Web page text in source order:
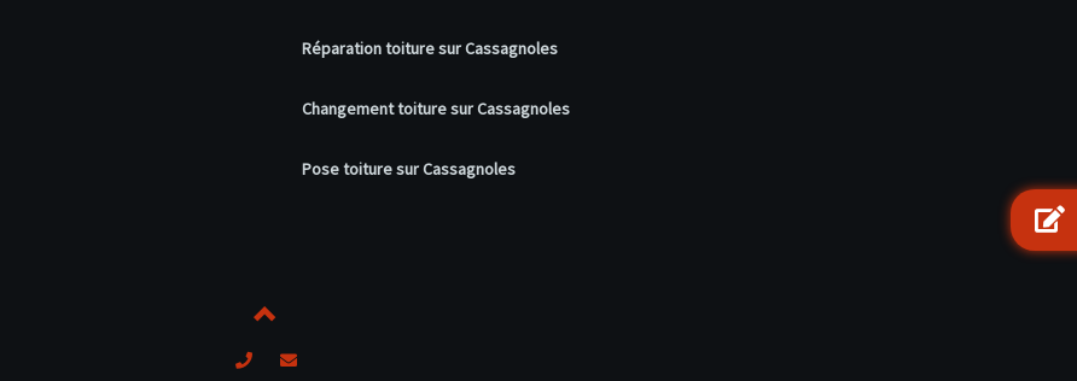
Réparation toiture sur Cassagnoles
Changement toiture sur Cassagnoles
Pose toiture sur Cassagnoles